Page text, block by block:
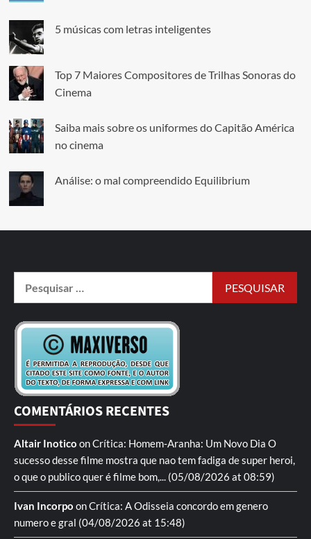
5 músicas com letras inteligentes
Top 7 Maiores Compositores de Trilhas Sonoras do
Cinema
Saiba mais sobre os uniformes do Capitão América
no cinema
Análise: o mal compreendido Equilibrium
COMENTÁRIOS RECENTES
Altair Inotico onCrítica: Homem-Aranha: Um Novo Dia O
sucesso desse filme mostra que nao tem fadiga de super heroi,
o que o publico quer é filme bom,... (05/08/2026 at 08:59)
Ivan Incorpo onCrítica: A Odisseia concordo em genero
numero e gral (04/08/2026 at 15:48)